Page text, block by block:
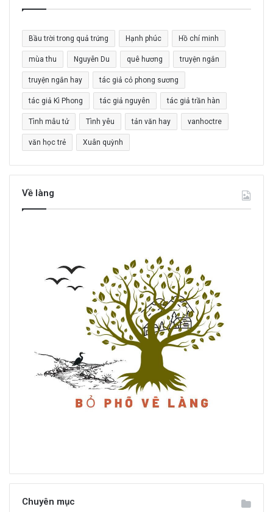
c
h
o
:
Bầu trời trong quả trứng Hạnh phúc Hồ chí minh
mùa thu Nguyễn Du quê hương truyện ngắn
truyện ngắn hay tác giả cỏ phong sương
tác giả Kì Phong tác giả nguyên tác giả trần hàn
Tình mẫu tử Tình yêu tản văn hay vanhoctre
văn học trẻ Xuân quỳnh
Về làng
Chuyên mục